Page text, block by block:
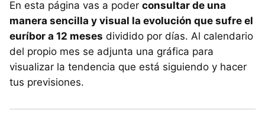
En esta página vas a poder consultar de una
manera sencilla y visual la evolución que sufre el
euríbor a 12 meses dividido por días. Al calendario
del propio mes se adjunta una gráfica para
visualizar la tendencia que está siguiendo y hacer
tus previsiones.